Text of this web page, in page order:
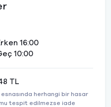
16:00
10:00
TL
esnasında herhangi bir hasar
tespit edilmezse iade